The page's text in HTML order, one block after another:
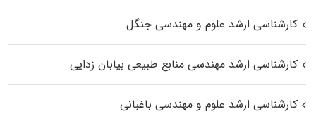
کارشناسی ارشد علوم و مهندسی جنگل
کارشناسی ارشد مهندسی منابع طبیعی بیابان زدایی
کارشناسی ارشد علوم و مهندسی باغبانی